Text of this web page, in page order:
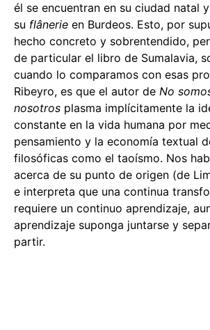
él se encuentran en su ciudad natal
su flânerie en Burdeos. Esto, por
hecho concreto y sobrentendido,
de particular el libro de Sumalavia,
cuando lo comparamos con esas
Ribeyro, es que el autor de No
nosotros plasma implícitamente la
constante en la vida humana por
pensamiento y la economía textual
filosóficas como el taoísmo. Nos
acerca de su punto de origen (de
e interpreta que una continua
requiere un continuo aprendizaje,
aprendizaje suponga juntarse y
partir.